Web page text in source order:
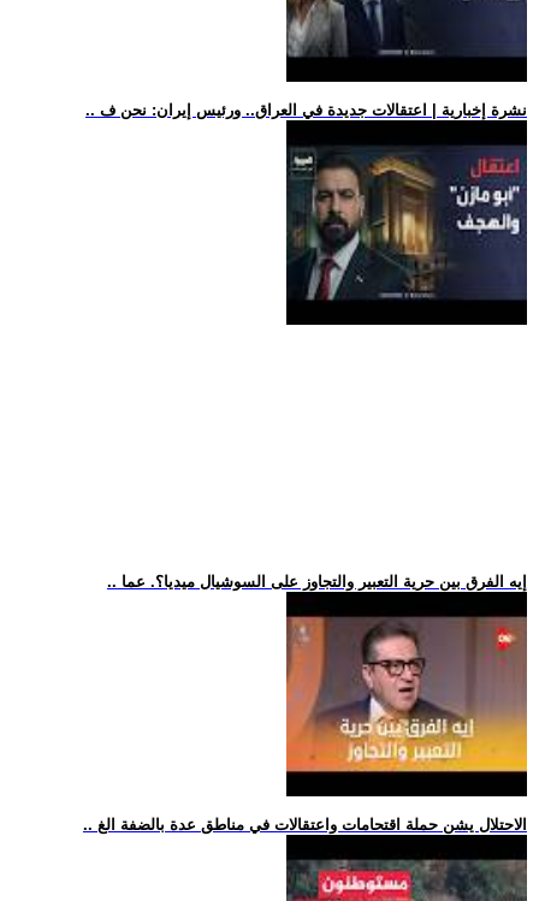
.. نشرة إخبارية | اعتقالات جديدة في العراق.. ورئيس إيران: نحن ف
.. إيه الفرق بين حرية التعبير والتجاوز على السوشيال ميديا؟. عما
.. الاحتلال يشن حملة اقتحامات واعتقالات في مناطق عدة بالضفة الغ